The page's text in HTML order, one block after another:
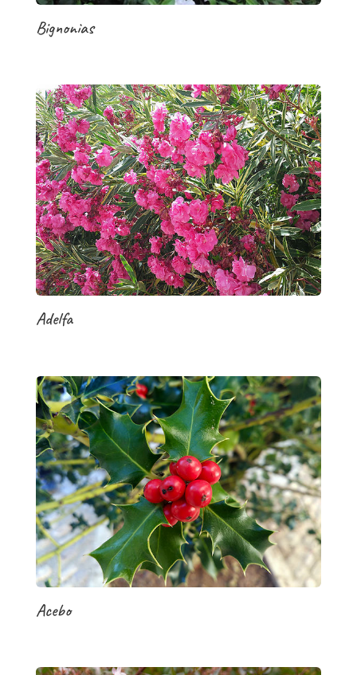
Bignonias
Adelfa
Acebo